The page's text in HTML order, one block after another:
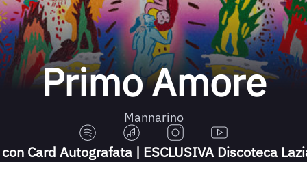
Primo Amore
Mannarino
LP con Card Autografata | ESCLUSIVA Discoteca